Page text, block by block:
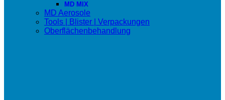
MD MIX
MD Aerosole
Tools | Blister | Verpackungen
Oberflächenbehandlung